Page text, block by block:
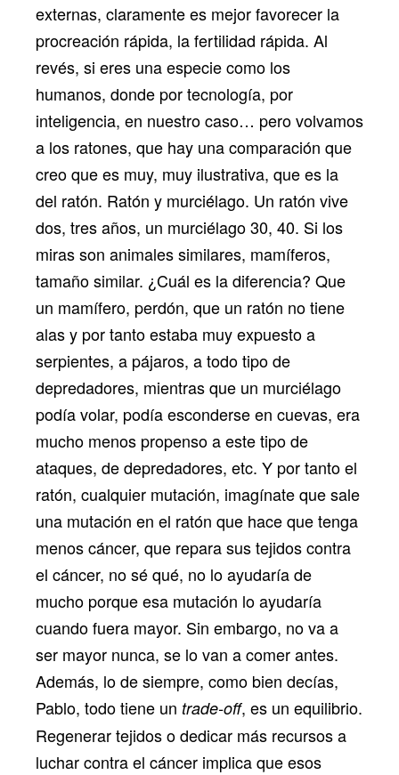
externas, claramente es mejor favorecer la
procreación rápida, la fertilidad rápida. Al
revés, si eres una especie como los
humanos, donde por tecnología, por
inteligencia, en nuestro caso… pero volvamos
a los ratones, que hay una comparación que
creo que es muy, muy ilustrativa, que es la
del ratón. Ratón y murciélago. Un ratón vive
dos, tres años, un murciélago 30, 40. Si los
miras son animales similares, mamíferos,
tamaño similar. ¿Cuál es la diferencia? Que
un mamífero, perdón, que un ratón no tiene
alas y por tanto estaba muy expuesto a
serpientes, a pájaros, a todo tipo de
depredadores, mientras que un murciélago
podía volar, podía esconderse en cuevas, era
mucho menos propenso a este tipo de
ataques, de depredadores, etc. Y por tanto el
ratón, cualquier mutación, imagínate que sale
una mutación en el ratón que hace que tenga
menos cáncer, que repara sus tejidos contra
el cáncer, no sé qué, no lo ayudaría de
mucho porque esa mutación lo ayudaría
cuando fuera mayor. Sin embargo, no va a
ser mayor nunca, se lo van a comer antes.
Además, lo de siempre, como bien decías,
Pablo, todo tiene un trade-off, es un equilibrio.
Regenerar tejidos o dedicar más recursos a
luchar contra el cáncer implica que esos